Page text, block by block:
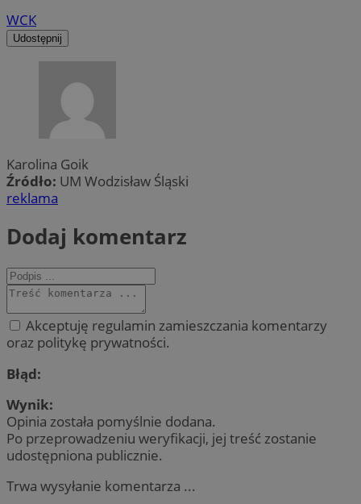
WCK
Udostępnij
Karolina Goik
Źródło: UM Wodzisław Śląski
reklama
Dodaj komentarz
Akceptuję regulamin zamieszczania komentarzy
oraz politykę prywatności.
Błąd:
Wynik:
Opinia została pomyślnie dodana.
Po przeprowadzeniu weryfikacji, jej treść zostanie
udostępniona publicznie.
Trwa wysyłanie komentarza ...